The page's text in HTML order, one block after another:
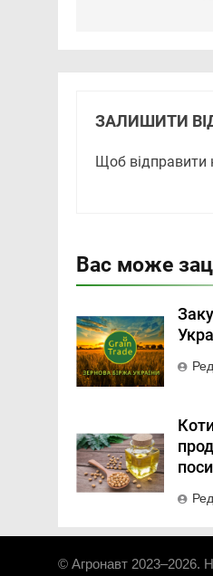
ЗАЛИШИТИ
Щоб відправити
Вас може
© Агронавт 2023–2026.